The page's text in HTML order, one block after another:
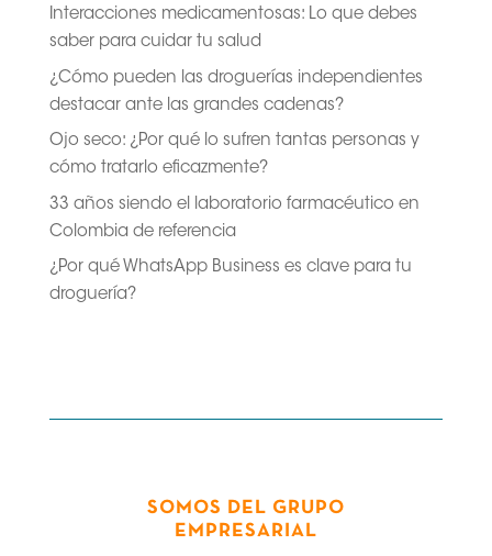
Interacciones medicamentosas: Lo que debes
saber para cuidar tu salud
¿Cómo pueden las droguerías independientes
destacar ante las grandes cadenas?
Ojo seco: ¿Por qué lo sufren tantas personas y
cómo tratarlo eficazmente?
33 años siendo el laboratorio farmacéutico en
Colombia de referencia
¿Por qué WhatsApp Business es clave para tu
droguería?
SOMOS DEL GRUPO
EMPRESARIAL